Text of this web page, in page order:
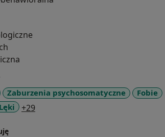
Zaburzenia psychosomatyczne
Fobie
Lęki +29a11y_sr_more_diseases